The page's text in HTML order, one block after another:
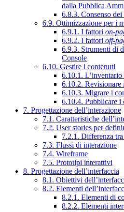
dalla Pubblica
6.8.3. Consenso
6.9. Ottimizzazione per i
6.9.1. I fattori on-
6.9.2. I fattori off-
6.9.3. Strumenti di
Console
6.10. Gestire i contenuti
6.10.1.
6.10.2. Revisionare
6.10.3. Migrare i
6.10.4. Pubblicare i
7. Progettazione dell’interazione
7.1. Caratteristiche
7.2. User stories per
7.2.1. Differenza tra
7.3. Flussi di interazione
7.4. Wireframe
7.5. Prototipi interattivi
8. Progettazione dell’interfaccia
8.1. Obiettivi
8.2. Elementi
8.2.1. Elementi di
8.2.2. Elementi